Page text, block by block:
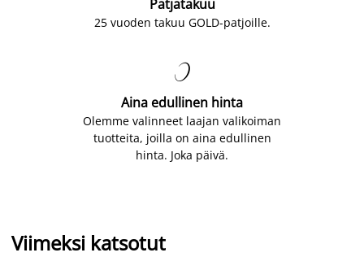
Patjatakuu
25 vuoden takuu GOLD-patjoille.

Aina edullinen hinta
Olemme valinneet laajan valikoiman
tuotteita, joilla on aina edullinen
hinta. Joka päivä.
Viimeksi katsotut